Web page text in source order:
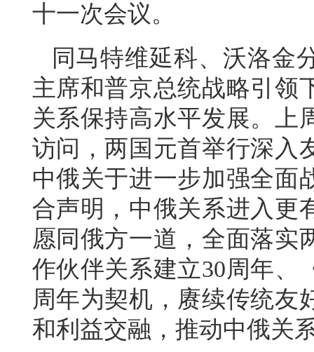
十一次会议。
同马特维延科、沃洛金
主席和普京总统战略引领
关系保持高水平发展。上
访问，两国元首举行深入
中俄关于进一步加强全面
合声明，中俄关系进入更
愿同俄方一道，全面落实
作伙伴关系建立30周年、
周年为契机，赓续传统友
和利益交融，推动中俄关